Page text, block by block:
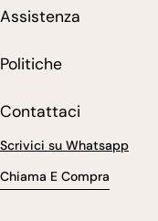
Assistenza
Politiche
Contattaci
Scrivici su Whatsapp
Chiama E Compra